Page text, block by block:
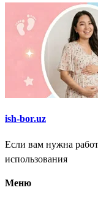
ish-bor.uz
Если вам нужна
использования
Меню